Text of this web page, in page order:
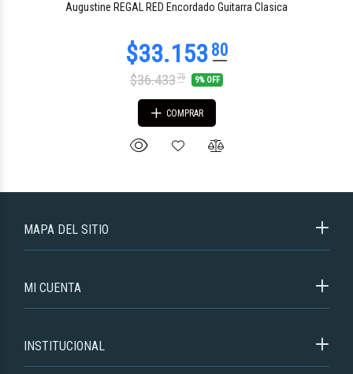
Augustine REGAL RED Encordado Guitarra Clasica
$36.43375 9% OFF
COMPRAR
MAPA DEL SITIO
MI CUENTA
INSTITUCIONAL